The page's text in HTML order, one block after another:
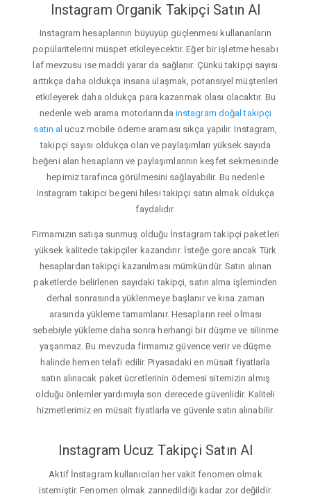
Instagram Organik Takipçi Satın Al
Instagram hesaplarının büyüyüp güçlenmesi kullananların
popülaritelerini müspet etkileyecektir. Eğer bir işletme hesabı
laf mevzusu ise maddi yarar da sağlanır. Çünkü takipçi sayısı
arttıkça daha oldukça insana ulaşmak, potansiyel müşterileri
etkileyerek daha oldukça para kazanmak olası olacaktır. Bu
nedenle web arama motorlarında instagram doğal takipçi
satın al ucuz mobile ödeme araması sıkça yapılır. Instagram,
takipçi sayısı oldukça olan ve paylaşımları yüksek sayıda
beğeni alan hesapların ve paylaşımlarının keşfet sekmesinde
hepimiz tarafınca görülmesini sağlayabilir. Bu nedenle
Instagram takipci begeni hilesi takipçi satın almak oldukça
faydalıdır.
Firmamızın satışa sunmuş olduğu İnstagram takipçi paketleri
yüksek kalitede takipçiler kazandırır. İsteğe gore ancak Türk
hesaplardan takipçi kazanılması mümkündür. Satın alınan
paketlerde belirlenen sayıdaki takipçi, satın alma işleminden
derhal sonrasında yüklenmeye başlanır ve kısa zaman
arasında yükleme tamamlanır. Hesapların reel olması
sebebiyle yükleme daha sonra herhangi bir düşme ve silinme
yaşanmaz. Bu mevzuda firmamız güvence verir ve düşme
halinde hemen telafi edilir. Piyasadaki en müsait fiyatlarla
satın alınacak paket ücretlerinin ödemesi sitemizin almış
olduğu önlemler yardımıyla son derecede güvenlidir. Kaliteli
hizmetlerimiz en müsait fiyatlarla ve güvenle satın alınabilir.
Instagram Ucuz Takipçi Satın Al
Aktif İnstagram kullanıcıları her vakit fenomen olmak
istemiştir. Fenomen olmak zannedildiği kadar zor değildir.